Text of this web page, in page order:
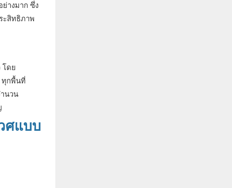
ย่างมาก ซึ่ง
ะสิทธิภาพ
โดย
ทุกพื้นที่
นวน
ศแบบ